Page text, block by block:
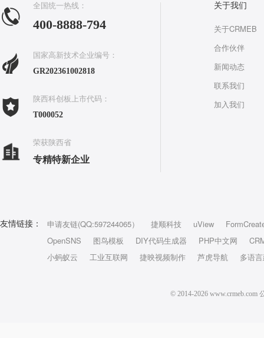
全国统一热线：
400-8888-794
国家高新技术企业编号：
GR202361002818
陕西科创板上市代码：
T000052
荣获陕西省
专精特新企业
关于我们
关于CRMEB
合作伙伴
新闻动态
联系我们
加入我们
友情链接： 申请友链(QQ:597244065） 捷顺科技 uView
OpenSNS
图鸟模板 DIY代码生成器 PHP中文网
小蚂蚁云
工业互联网 捷映视频制作 芦虎导航 多语
© 2014-2026